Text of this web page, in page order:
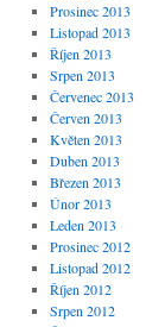
Prosinec 2013
Listopad 2013
Říjen 2013
Srpen 2013
Červenec 2013
Červen 2013
Květen 2013
Duben 2013
Březen 2013
Únor 2013
Leden 2013
Prosinec 2012
Listopad 2012
Říjen 2012
Srpen 2012